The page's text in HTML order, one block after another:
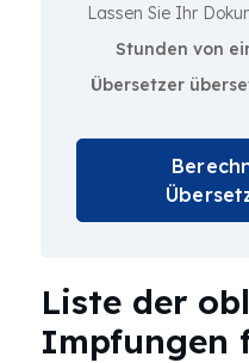
Lassen Sie Ihr
Stunden von
Übersetzer
Liste der
Impfungen